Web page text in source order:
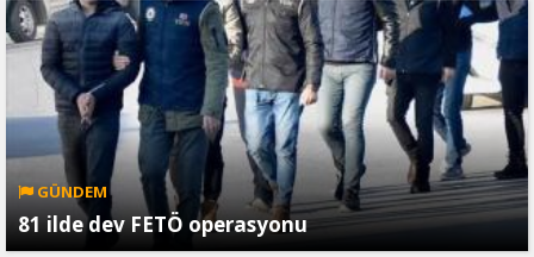
GÜNDEM
81 ilde dev FETÖ operasyonu